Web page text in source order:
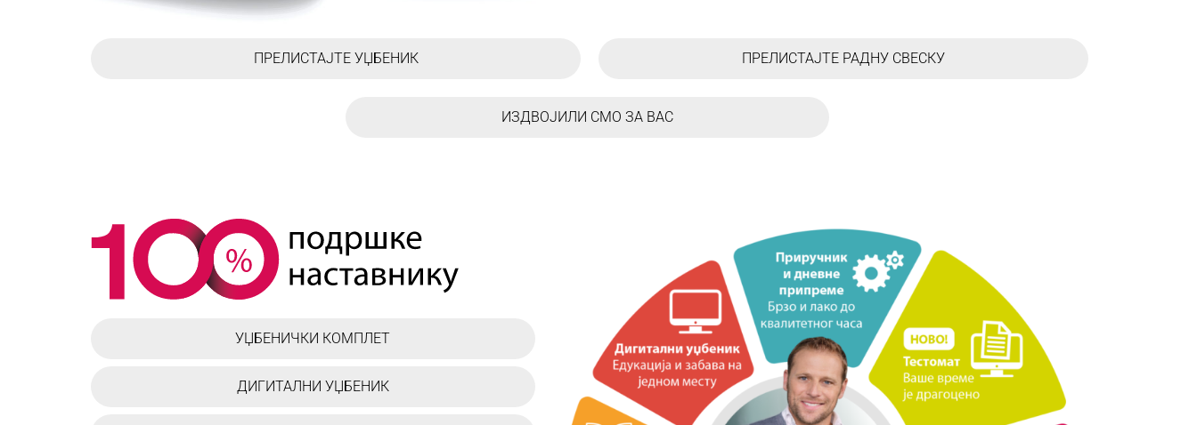
ПРЕЛИСТАЈТЕ УЏБЕНИК ПРЕЛИСТАЈТЕ РАДНУ СВЕСКУ
ИЗДВОЈИЛИ СМО ЗА ВАС
УЏБЕНИЧКИ КОМПЛЕТ
ДИГИТАЛНИ УЏБЕНИК